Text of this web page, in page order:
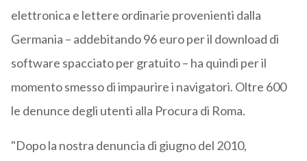
elettronica e lettere ordinarie provenienti dalla
Germania – addebitando 96 euro per il download di
software spacciato per gratuito – ha quindi per il
momento smesso di impaurire i navigatori. Oltre 600
le denunce degli utenti alla Procura di Roma.
"Dopo la nostra denuncia di giugno del 2010,